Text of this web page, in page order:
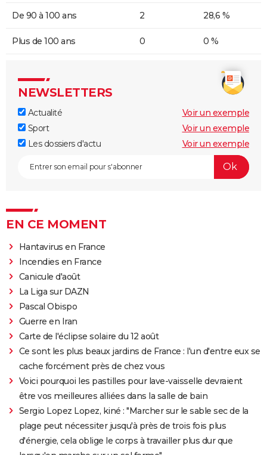
De 90 à 100 ans 2 28,6 %
Plus de 100 ans 0 0 %
NEWSLETTERS
Actualité
Voir un exemple
Sport
Voir un exemple
Les dossiers d'actu
Voir un exemple
EN CE MOMENT
Hantavirus en France
Incendies en France
Canicule d'août
La Liga sur DAZN
Pascal Obispo
Guerre en Iran
Carte de l'éclipse solaire du 12 août
Ce sont les plus beaux jardins de France : l'un d'entre eux se
cache forcément près de chez vous
Voici pourquoi les pastilles pour lave-vaisselle devraient
être vos meilleures alliées dans la salle de bain
Sergio Lopez Lopez, kiné : "Marcher sur le sable sec de la
plage peut nécessiter jusqu'à près de trois fois plus
d'énergie, cela oblige le corps à travailler plus dur que